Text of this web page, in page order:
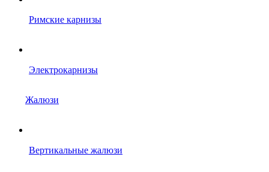
Римские карнизы
Электрокарнизы
Жалюзи
Вертикальные жалюзи